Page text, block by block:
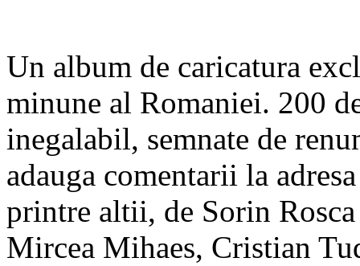
Un album de caricatura
minune al Romaniei. 200
inegalabil, semnate de
adauga comentarii la
printre altii, de Sorin
Mircea Mihaes, Cristian